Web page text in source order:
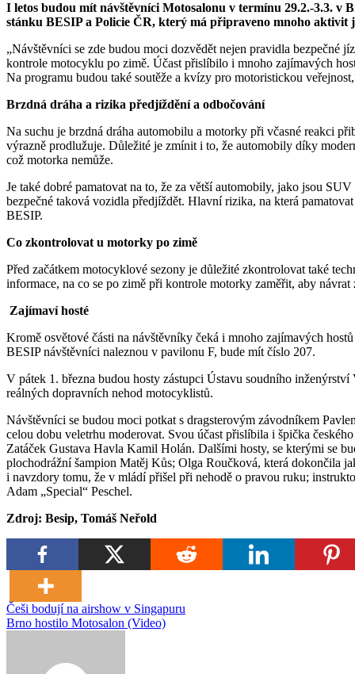
I letos budou mít návštěvníci Motosalonu v termínu 29.2.-3.3. v
stánku BESIP a Policie ČR, který má připraveno mnoho aktivit
„Návštěvníci se zde budou moci dozvědět nejen pravidla bezpečné
kontrole motocyklu po zimě. Účast přislíbilo i mnoho zajímavých
Na programu budou také soutěže a kvízy pro motoristickou
Brzdná dráha a rizika předjíždění a odbočování
Na suchu je brzdná dráha automobilu a motorky při včasné reakci
výrazně prodlužuje. Důležité je zmínit i to, že automobily díky
což motorka nemůže.
Je také dobré pamatovat na to, že za větší automobily, jako jsou
bezpečné taková vozidla předjíždět. Hlavní rizika, na která
BESIP.
Co zkontrolovat u motorky po zimě
Před začátkem motocyklové sezony je důležité zkontrolovat také
informace, na co se po zimě při kontrole motorky zaměřit, aby návrat
Zajímaví hosté
Kromě osvětové části na návštěvníky čeká i mnoho zajímavých
BESIP návštěvníci naleznou v pavilonu F, bude mít číslo 207.
V pátek 1. března budou hosty zástupci Ústavu soudního
reálných dopravních nehod motocyklistů.
Návštěvníci se budou moci potkat s dragsterovým závodníkem
celou dobu veletrhu moderovat. Svou účast přislíbila i špička
Zatáček Gustava Havla Kamil Holán. Dalšími hosty, se kterými se
plochodrážní šampion Matěj Kůs; Olga Roučková, která dokončila
i navzdory tomu, že v mládí přišel při nehodě o pravou ruku;
Adam „Special“ Peschel.
Zdroj: Besip, Tomáš Neřold
Navigace
pro
Češi bodují na airshow v Singapuru
Brno hostilo Motosalon (Video)